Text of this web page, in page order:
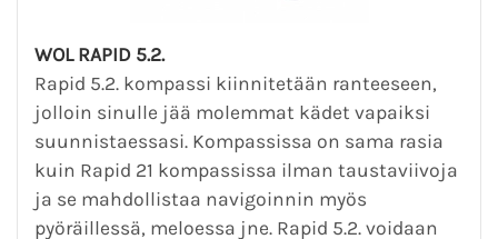
WOL RAPID 5.2.
Rapid 5.2. kompassi kiinnitetään ranteeseen,
jolloin sinulle jää molemmat kädet vapaiksi
suunnistaessasi. Kompassissa on sama rasia
kuin Rapid 21 kompassissa ilman taustaviivoja
ja se mahdollistaa navigoinnin myös
pyöräillessä, meloessa jne. Rapid 5.2. voidaan